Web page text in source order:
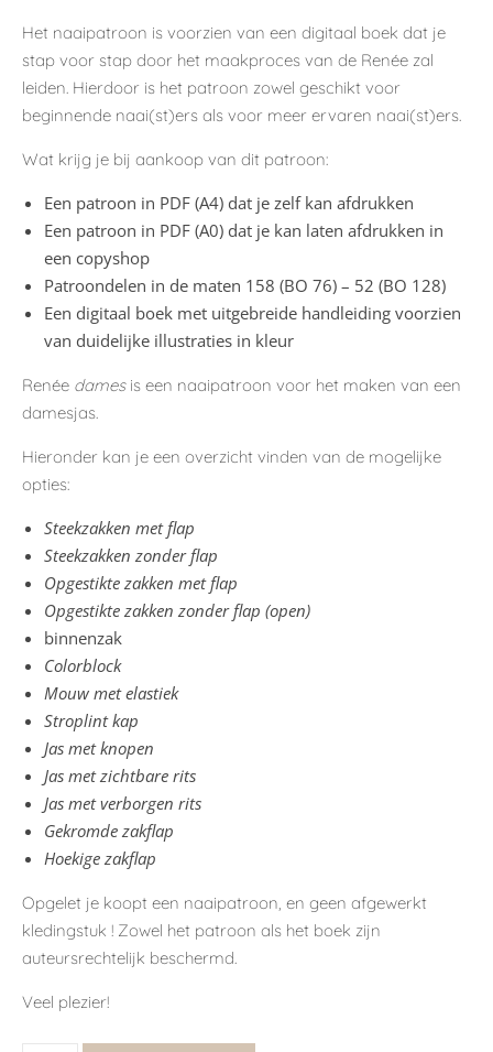
Het naaipatroon is voorzien van een digitaal boek dat je
stap voor stap door het maakproces van de Renée zal
leiden. Hierdoor is het patroon zowel geschikt voor
beginnende naai(st)ers als voor meer ervaren naai(st)ers.
Wat krijg je bij aankoop van dit patroon:
Een patroon in PDF (A4) dat je zelf kan afdrukken
Een patroon in PDF (A0) dat je kan laten afdrukken in
een copyshop
Patroondelen in de maten 158 (BO 76) – 52 (BO 128)
Een digitaal boek met uitgebreide handleiding voorzien
van duidelijke illustraties in kleur
Renée damesis een naaipatroon voor het maken van een
damesjas.
Hieronder kan je een overzicht vinden van de mogelijke
opties:
Steekzakken met flap
Steekzakken zonder flap
Opgestikte zakken met flap
Opgestikte zakken zonder flap (open)
binnenzak
Colorblock
Mouw met elastiek
Stroplint kap
Jas met knopen
Jas met zichtbare rits
Jas met verborgen rits
Gekromde zakflap
Hoekige zakflap
Opgelet je koopt een naaipatroon, en geen afgewerkt
kledingstuk ! Zowel het patroon als het boek zijn
auteursrechtelijk beschermd.
Veel plezier!